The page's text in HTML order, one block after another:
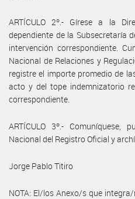
ARTÍCULO 2º.- Gírese a la
dependiente de la Subsecretaría
intervención correspondiente.
Nacional de Relaciones y
registre el importe promedio de
acto y del tope indemnizatorio
correspondiente.
ARTÍCULO 3º.- Comuníquese,
Nacional del Registro Oficial y
Jorge Pablo Titiro
NOTA: El/los Anexo/s que